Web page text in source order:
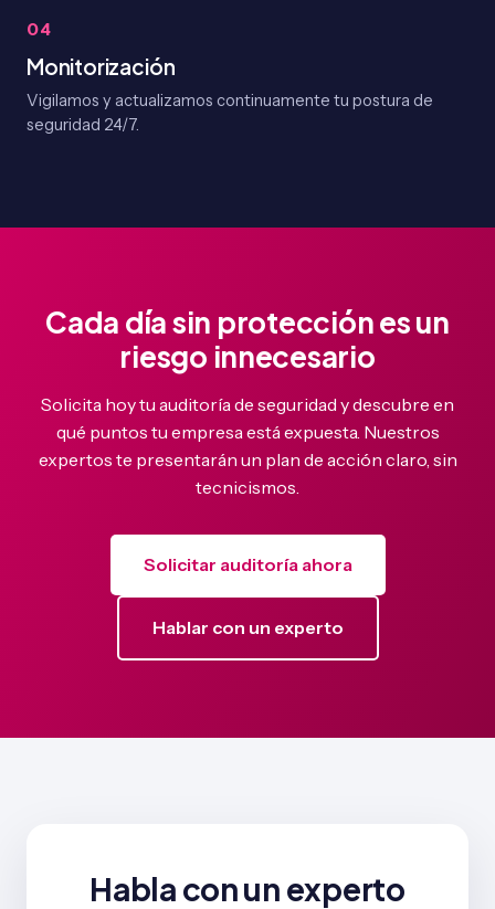
04
Monitorización
Vigilamos y actualizamos continuamente tu postura de
seguridad 24/7.
Cada día sin protección es un
riesgo innecesario
Solicita hoy tu auditoría de seguridad y descubre en
qué puntos tu empresa está expuesta. Nuestros
expertos te presentarán un plan de acción claro, sin
tecnicismos.
Solicitar auditoría ahora
Hablar con un experto
Habla con un experto